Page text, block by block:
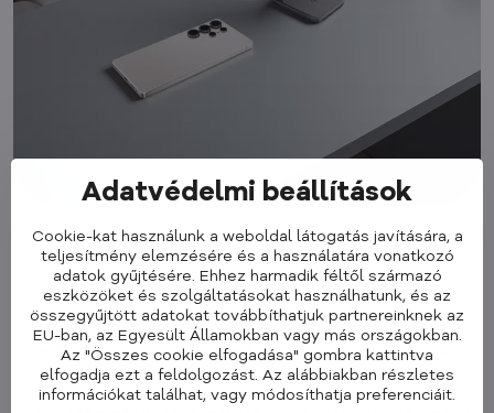
Mit hoz a Qi2.2 töltés?
✅ Gyorsabb töltés akár 25 W-ig– az iPhone-t vagy más
eszközt lényegesen gyorsabban töltheti fel, mint valaha.
✅ Erősebb és pontosabb mágneses rögzítés– a telefon
mindig pontosan és biztonságosan a megfelelő helyre tapad.
Adatvédelmi beállítások
Cookie-kat használunk a weboldal látogatás javítására, a
teljesítmény elemzésére és a használatára vonatkozó
adatok gyűjtésére. Ehhez harmadik féltől származó
eszközöket és szolgáltatásokat használhatunk, és az
összegyűjtött adatokat továbbíthatjuk partnereinknek az
EU-ban, az Egyesült Államokban vagy más országokban.
Az "Összes cookie elfogadása" gombra kattintva
elfogadja ezt a feldolgozást. Az alábbiakban részletes
információkat találhat, vagy módosíthatja preferenciáit.